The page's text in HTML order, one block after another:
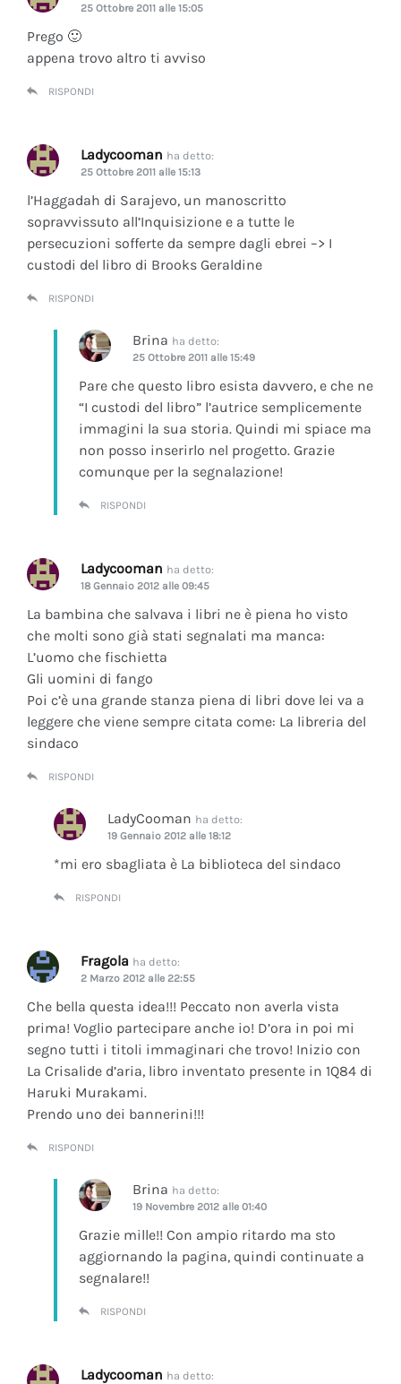
25 Ottobre 2011 alle 15:05
Prego 🙂
appena trovo altro ti avviso
RISPONDI
Ladycooman ha detto:
25 Ottobre 2011 alle 15:13
l’Haggadah di Sarajevo, un manoscritto
sopravvissuto all’Inquisizione e a tutte le
persecuzioni sofferte da sempre dagli ebrei –> I
custodi del libro di Brooks Geraldine
RISPONDI
Brina ha detto:
25 Ottobre 2011 alle 15:49
Pare che questo libro esista davvero, e che ne
“I custodi del libro” l’autrice semplicemente
immagini la sua storia. Quindi mi spiace ma
non posso inserirlo nel progetto. Grazie
comunque per la segnalazione!
RISPONDI
Ladycooman ha detto:
18 Gennaio 2012 alle 09:45
La bambina che salvava i libri ne è piena ho visto
che molti sono già stati segnalati ma manca:
L’uomo che fischietta
Gli uomini di fango
Poi c’è una grande stanza piena di libri dove lei va a
leggere che viene sempre citata come: La libreria del
sindaco
RISPONDI
LadyCooman ha detto:
19 Gennaio 2012 alle 18:12
*mi ero sbagliata è La biblioteca del sindaco
RISPONDI
Fragola ha detto:
2 Marzo 2012 alle 22:55
Che bella questa idea!!! Peccato non averla vista
prima! Voglio partecipare anche io! D’ora in poi mi
segno tutti i titoli immaginari che trovo! Inizio con
La Crisalide d’aria, libro inventato presente in 1Q84 di
Haruki Murakami.
Prendo uno dei bannerini!!!
RISPONDI
Brina ha detto:
19 Novembre 2012 alle 01:40
Grazie mille!! Con ampio ritardo ma sto
aggiornando la pagina, quindi continuate a
segnalare!!
RISPONDI
Ladycooman ha detto: